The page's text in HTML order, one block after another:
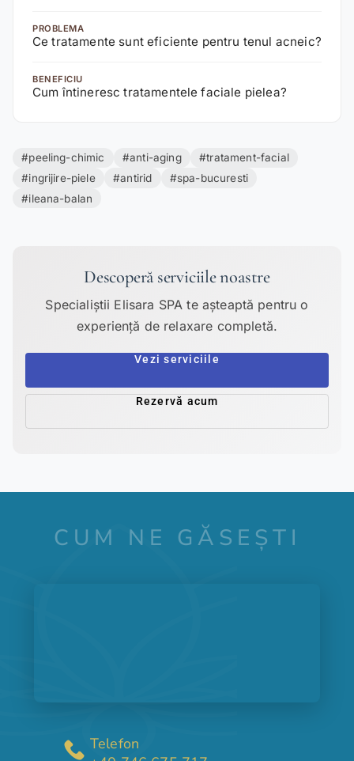
PROBLEMA
Ce tratamente sunt eficiente pentru tenul acneic?
BENEFICIU
Cum întineresc tratamentele faciale pielea?
#peeling-chimic #anti-aging
#tratament-facial
#ingrijire-piele
#antirid
#spa-bucuresti
#ileana-balan
Descoperă serviciile noastre
Specialiștii Elisara SPA te așteaptă pentru o
experiență de relaxare completă.
Vezi serviciile
Rezervă acum
CUM NE GĂSEȘTI
Telefon